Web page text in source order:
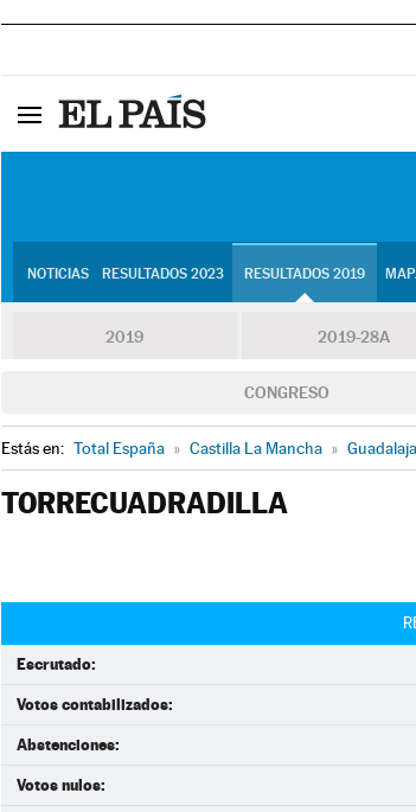
NOTICIAS RESULTADOS 2023 RESULTADOS 2019
2019 2019-28A
CONGRESO
Estás en: Total España » Castilla La Mancha »
TORRECUADRADILLA
Escrutado:
Votos contabilizados:
Abstenciones:
Votos nulos: